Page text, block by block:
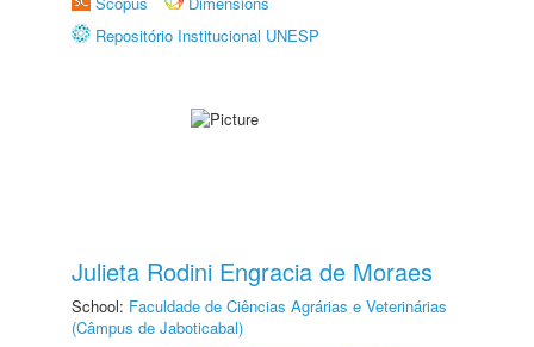
Repositório Institucional UNESP
Julieta Rodini Engracia de Moraes
School: Faculdade de Ciências Agrárias e Veterinárias
(Câmpus de Jaboticabal)